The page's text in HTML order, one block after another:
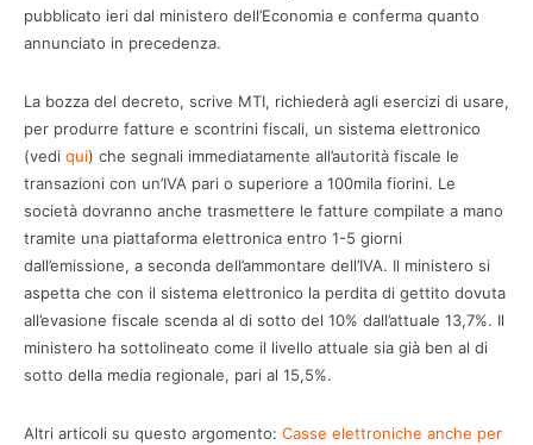
pubblicato ieri dal ministero dell’Economia e conferma quanto
annunciato in precedenza.
La bozza del decreto, scrive MTI, richiederà agli esercizi di usare,
per produrre fatture e scontrini fiscali, un sistema elettronico
(vedi qui) che segnali immediatamente all’autorità fiscale le
transazioni con un’IVA pari o superiore a 100mila fiorini. Le
società dovranno anche trasmettere le fatture compilate a mano
tramite una piattaforma elettronica entro 1-5 giorni
dall’emissione, a seconda dell’ammontare dell’IVA. Il ministero si
aspetta che con il sistema elettronico la perdita di gettito dovuta
all’evasione fiscale scenda al di sotto del 10% dall’attuale 13,7%. Il
ministero ha sottolineato come il livello attuale sia già ben al di
sotto della media regionale, pari al 15,5%.
Altri articoli su questo argomento: Casse elettroniche anche per